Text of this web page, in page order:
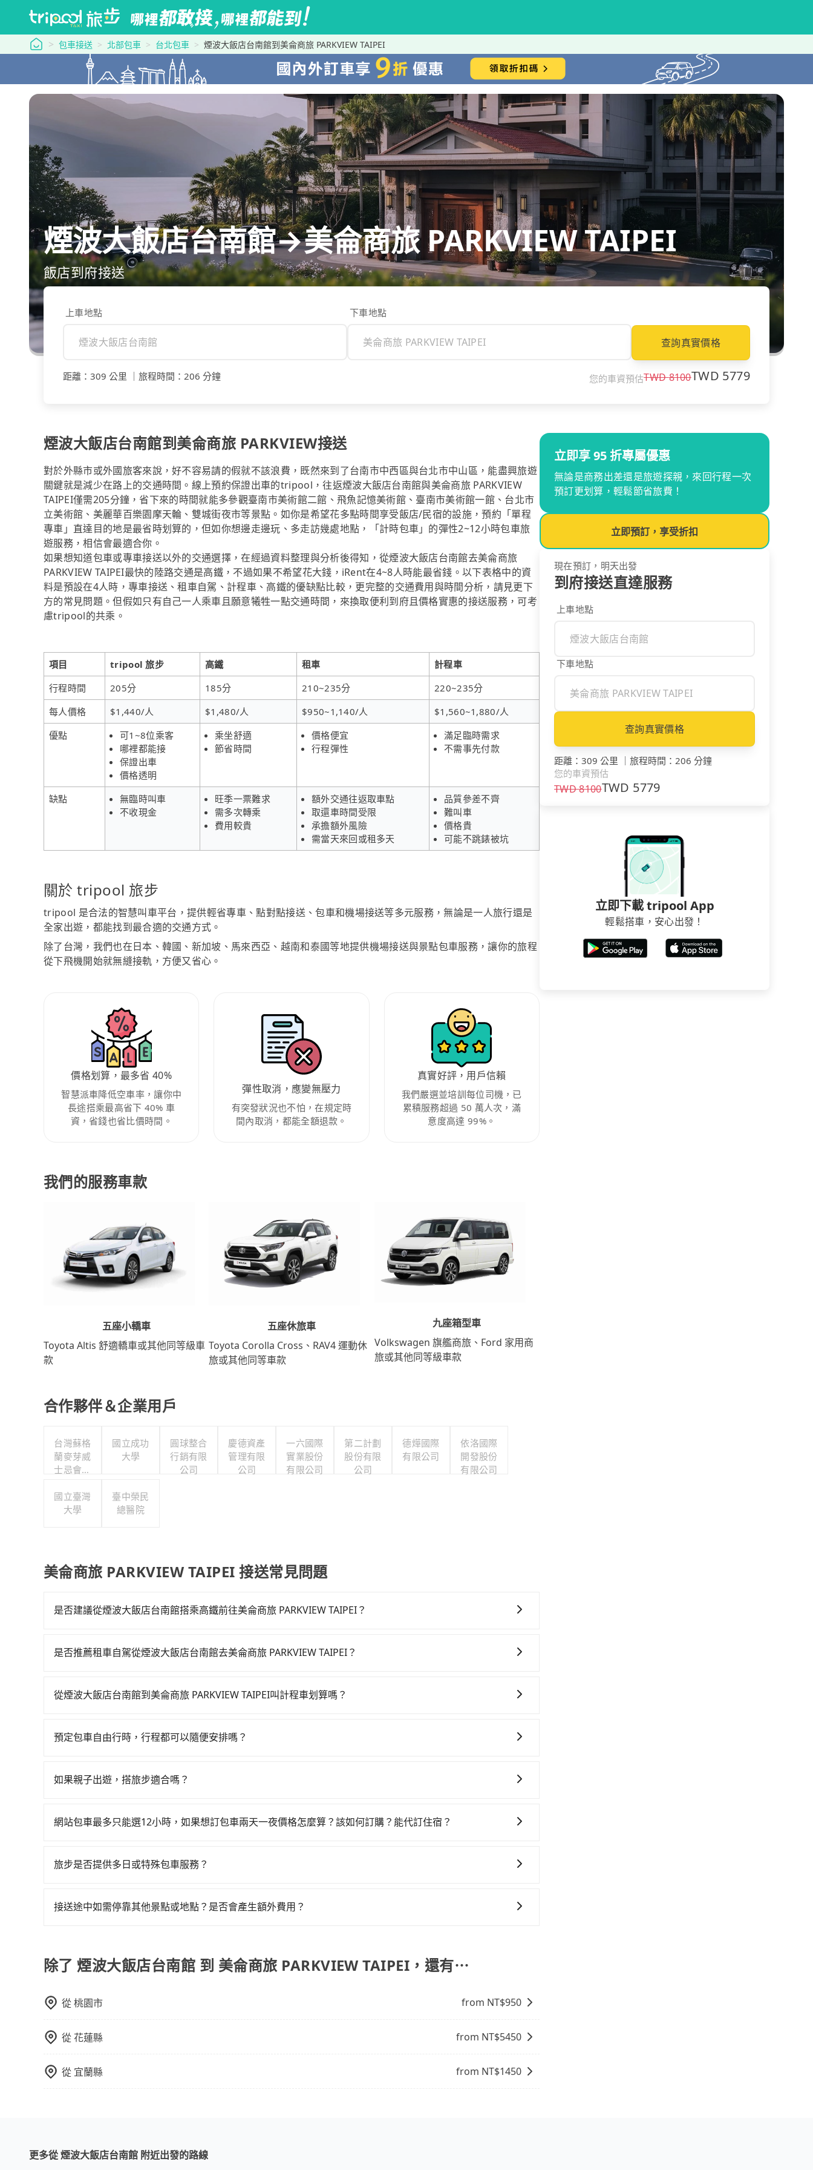
tripool 旅步
包車接送 北部包車 台北包車 煙波大飯店台南館到美侖商旅 PARKVIEW TAIPEI
煙波大飯店台南館→美侖商旅 PARKVIEW TAIPEI
飯店到府接送
上車地點 下車地點
查詢真實價格
距離 ： 309 公里 旅程時間 ： 206 分鐘 您的車資預估TWD8100TWD 5779
煙波大飯店台南館到美侖商旅 PARKVIEW接送
對於外縣市或外國旅客來說，好不容易請的假就不該浪費，既然來到了台南市中西區與台北市中山區，能盡興旅遊
關鍵就是減少在路上的交通時間。線上預約保證出車的tripool，往返煙波大飯店台南館與美侖商旅 PARKVIEW
TAIPEI僅需205分鐘，省下來的時間就能多參觀臺南市美術館二館、飛魚記憶美術館、臺南市美術館一館、台北市
立美術館、美麗華百樂園摩天輪、雙城街夜市等景點。如你是希望花多點時間享受飯店/民宿的設施，預約「單程
專車」直達目的地是最省時划算的，但如你想邊走邊玩、多走訪幾處地點，「計時包車」的彈性2~12小時包車旅
遊服務，相信會最適合你。
如果想知道包車或專車接送以外的交通選擇，在經過資料整理與分析後得知，從煙波大飯店台南館去美侖商旅
PARKVIEW TAIPEI最快的陸路交通是高鐵，不過如果不希望花大錢，iRent在4~8人時能最省錢。以下表格中的資
料是預設在4人時，專車接送、租車自駕、計程車、高鐵的優缺點比較，更完整的交通費用與時間分析，請見更下
方的常見問題。但假如只有自己一人乘車且願意犧牲一點交通時間，來換取便利到府且價格實惠的接送服務，可考
慮tripool的共乘。
項目 tripool 旅步 高鐵 租車
計程車
行程時間
205分 185分 210~235分
220~235分
每人價格
$1,440/人 $1,480/人 $950~1,140/人
$1,560~1,880/人
優點
可1~8位乘客
哪裡都能接
保證出車
價格透明
乘坐舒適
節省時間
價格便宜
行程彈性
滿足臨時需求
不需事先付款
缺點
無臨時叫車
不收現金
旺季一票難求
需多次轉乘
費用較貴
額外交通往返取車點
取還車時間受限
承擔額外風險
需當天來回或租多天
品質參差不齊
難叫車
價格貴
可能不跳錶被坑
關於 tripool 旅步
tripool 是合法的智慧叫車平台，提供輕省專車、點對點接送、包車和機場接送等多元服務，無論是一人旅行還是
全家出遊，都能找到最合適的交通方式。
除了台灣，我們也在日本、韓國、新加坡、馬來西亞、越南和泰國等地提供機場接送與景點包車服務，讓你的旅程
從下飛機開始就無縫接軌，方便又省心。
價格划算，最多省 40%
智慧派車降低空車率，讓你中
長途搭乘最高省下 40% 車
資，省錢也省比價時間。
彈性取消，應變無壓力
有突發狀況也不怕，在規定時
間內取消，都能全額退款。
真實好評，用戶信賴
我們嚴選並培訓每位司機，已
累積服務超過 50 萬人次，滿
意度高達 99%。
我們的服務車款
五座小轎車
Toyota Altis 舒適轎車或其他同等級車
款
五座休旅車
Toyota Corolla Cross、RAV4 運動休
旅或其他同等車款
九座箱型車
Volkswagen 旗艦商旅、Ford 家用商
旅或其他同等級車款
合作夥伴＆企業用戶
台灣蘇格
蘭麥芽威
士忌會所
公司
國立成功
大學
圓球整合
行銷有限
公司
慶德資產
管理有限
公司
一六國際
實業股份
有限公司
第二計劃
股份有限
公司
德燁國際
有限公司
依洛國際
開發股份
有限公司
國立臺灣
大學
臺中榮民
總醫院
美侖商旅 PARKVIEW TAIPEI 接送常見問題
是否建議從煙波大飯店台南館搭乘高鐵前往美侖商旅 PARKVIEW TAIPEI？
前往高鐵站！從最早06:03一直到22:23，台南-台北一天最多有75班次高鐵可搭乘。假設從煙波大飯店台南館 (台
站，每人票價1,350元，再用15分鐘出站、等待車站前排班的計程車，搭上小黃後約花16分鐘、車費200元後，
的4.6%，換句話說，臨時要叫小黃的難度是雙北大城市的20倍。縱使幸運攔到一輛小黃了，台南市少部分小黃
交通費，所以對於不是這麼趕時間的人來說，預約tripool還是比較划算的。如果你是三人以下要乘車，也可參考
是否推薦租車自駕從煙波大飯店台南館去美侖商旅 PARKVIEW TAIPEI？
天就要來回，那在台南路邊可隨租隨借的iRent應該是你最便宜選擇。註冊完iRent的app後，可以每小時
小時40元路邊停車費用預估進去，但額外的汽車保險與可能的罰單都需自付。再者，和運的iRent只提供最基本
凹的車門仍未被修理，每一次租車都好像在開樂透一樣。另外，偶爾也會遇到明明已經預約了時間但上一位用戶
點仍有段距離，在遇到下雨天或者載行李時，就顯得非常不便。
從煙波大飯店台南館到美侖商旅 PARKVIEW TAIPEI叫計程車划算嗎？
到車，也可考慮打電話至台南市中西區當地唯一的計程車行-一成計程汽車行等叫車看看。依照里程跳錶計算，價
北的20倍之多。再加上台南市有些計程車司機不按錶計費，約有17%會採現場議價，建議最好先上網預約，以免
預定包車自由行時，行程都可以隨便安排嗎？
的需求安排的。
如果親子出遊，搭旅步適合嗎？
出遊時安全更有保障。
網站包車最多只能選12小時，如果想訂包車兩天一夜價格怎麼算？該如何訂購？能代訂住宿？
行程。另外，目前旅步只提供接送服務，暫不提供代訂住宿服務。
旅步是否提供多日或特殊包車服務？
接送途中如需停靠其他景點或地點？是否會產生額外費用？
擇「計時包車」，中途需要加點停靠，則不需要額外支付費用。
除了 煙波大飯店台南館 到 美侖商旅 PARKVIEW TAIPEI，還有⋯
從桃園市 from NT$950
從花蓮縣 from NT$5450
從 宜蘭縣 from NT$1450
立即享 95 折專屬優惠
無論是商務出差還是旅遊探親，來回行程一次
預訂更划算，輕鬆節省旅費！
立即預訂，享受折扣
現在預訂，明天出發
到府接送直達服務
上車地點
下車地點
查詢真實價格
距離 ： 309 公里 ｜ 旅程時間 ： 206 分鐘
您的車資預估
TWD8100TWD 5779
立即下載 tripool App
輕鬆搭車，安心出發！
更多從 煙波大飯店台南館 附近出發的路線